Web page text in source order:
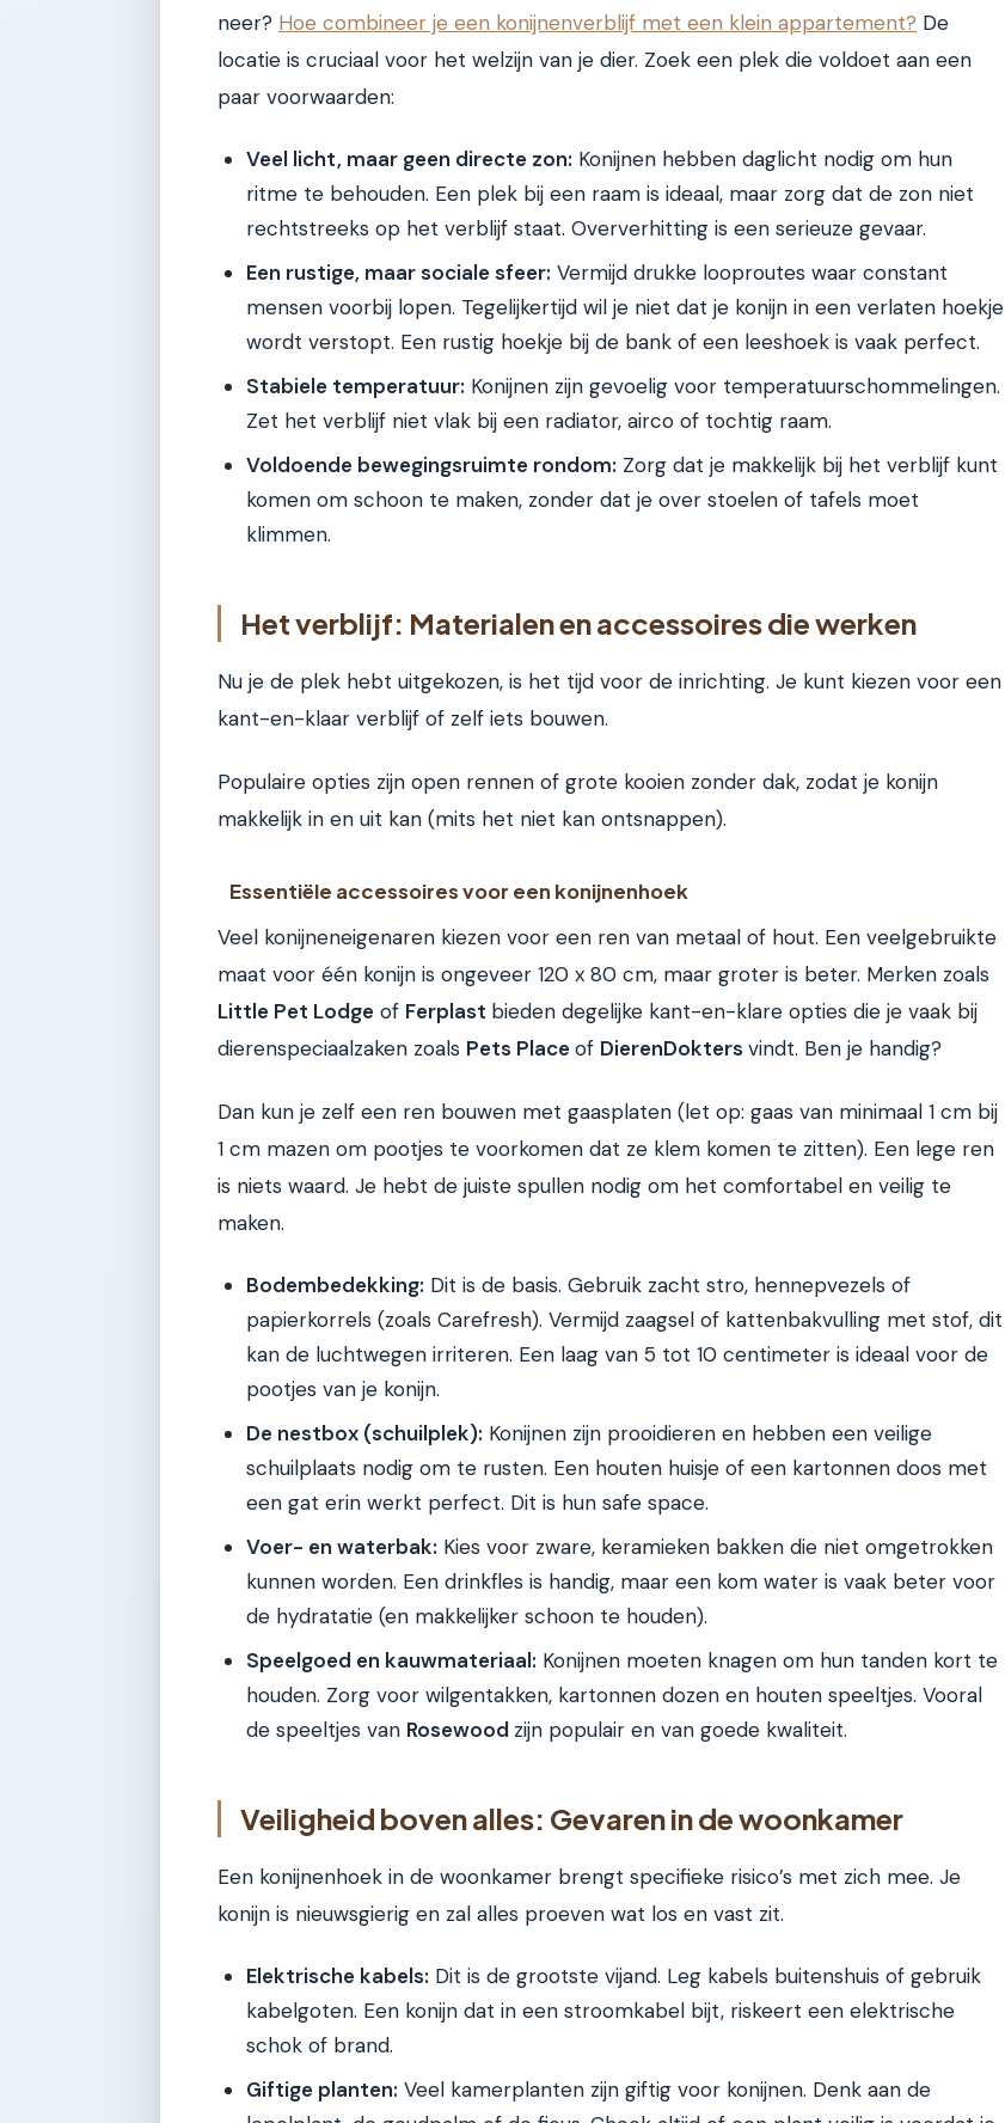
neer? Hoe combineer je een konijnenverblijf met een klein appartement? De
locatie is cruciaal voor het welzijn van je dier. Zoek een plek die voldoet aan een
paar voorwaarden:
Veel licht, maar geen directe zon: Konijnen hebben daglicht nodig om hun
ritme te behouden. Een plek bij een raam is ideaal, maar zorg dat de zon niet
rechtstreeks op het verblijf staat. Oververhitting is een serieuze gevaar.
Een rustige, maar sociale sfeer: Vermijd drukke looproutes waar constant
mensen voorbij lopen. Tegelijkertijd wil je niet dat je konijn in een verlaten hoekje
wordt verstopt. Een rustig hoekje bij de bank of een leeshoek is vaak perfect.
Stabiele temperatuur: Konijnen zijn gevoelig voor temperatuurschommelingen.
Zet het verblijf niet vlak bij een radiator, airco of tochtig raam.
Voldoende bewegingsruimte rondom: Zorg dat je makkelijk bij het verblijf kunt
komen om schoon te maken, zonder dat je over stoelen of tafels moet
klimmen.
Het verblijf: Materialen en accessoires die werken
Nu je de plek hebt uitgekozen, is het tijd voor de inrichting. Je kunt kiezen voor een
kant-en-klaar verblijf of zelf iets bouwen.
Populaire opties zijn open rennen of grote kooien zonder dak, zodat je konijn
makkelijk in en uit kan (mits het niet kan ontsnappen).
Essentiële accessoires voor een konijnenhoek
Veel konijneneigenaren kiezen voor een ren van metaal of hout. Een veelgebruikte
maat voor één konijn is ongeveer 120 x 80 cm, maar groter is beter. Merken zoals
Little Pet Lodge of Ferplast bieden degelijke kant-en-klare opties die je vaak bij
dierenspeciaalzaken zoals Pets Place of DierenDokters vindt. Ben je handig?
Dan kun je zelf een ren bouwen met gaasplaten (let op: gaas van minimaal 1 cm bij
1 cm mazen om pootjes te voorkomen dat ze klem komen te zitten). Een lege ren
is niets waard. Je hebt de juiste spullen nodig om het comfortabel en veilig te
maken.
Bodembedekking: Dit is de basis. Gebruik zacht stro, hennepvezels of
papierkorrels (zoals Carefresh). Vermijd zaagsel of kattenbakvulling met stof, dit
kan de luchtwegen irriteren. Een laag van 5 tot 10 centimeter is ideaal voor de
pootjes van je konijn.
De nestbox (schuilplek): Konijnen zijn prooidieren en hebben een veilige
schuilplaats nodig om te rusten. Een houten huisje of een kartonnen doos met
een gat erin werkt perfect. Dit is hun safe space.
Voer- en waterbak: Kies voor zware, keramieken bakken die niet omgetrokken
kunnen worden. Een drinkfles is handig, maar een kom water is vaak beter voor
de hydratatie (en makkelijker schoon te houden).
Speelgoed en kauwmateriaal: Konijnen moeten knagen om hun tanden kort te
houden. Zorg voor wilgentakken, kartonnen dozen en houten speeltjes. Vooral
de speeltjes van Rosewood zijn populair en van goede kwaliteit.
Veiligheid boven alles: Gevaren in de woonkamer
Een konijnenhoek in de woonkamer brengt specifieke risico’s met zich mee. Je
konijn is nieuwsgierig en zal alles proeven wat los en vast zit.
Elektrische kabels: Dit is de grootste vijand. Leg kabels buitenshuis of gebruik
kabelgoten. Een konijn dat in een stroomkabel bijt, riskeert een elektrische
schok of brand.
Giftige planten: Veel kamerplanten zijn giftig voor konijnen. Denk aan de